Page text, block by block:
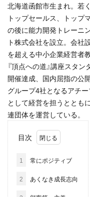
北海道函館市生まれ。若
トップセールス、トップ
の後に能力開発トレーニ
ト株式会社を設立。会社
を超える中小企業経営者
『頂点への道』講座スタ
開催達成、国内屈指の公
グループ4社となるアチ
として経営を担うととも
連団体を運営している。
目次
1 常にポジティブ
2 あくなき成長志向